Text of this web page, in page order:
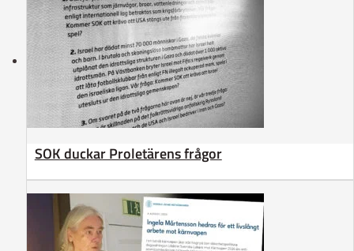
SOK duckar Proletärens frågor